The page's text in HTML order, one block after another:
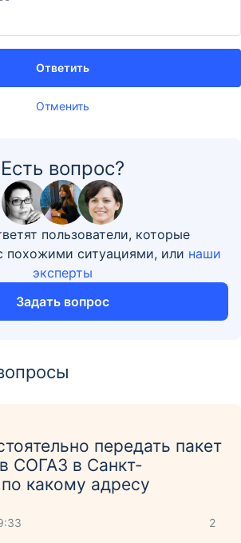
Отменить
Ответить
Есть вопрос?
пользователи, которые
похожими ситуациями, или наши
эксперты
Задать вопрос
передать пакет
СОГАЗ в Санкт-
какому адресу
2